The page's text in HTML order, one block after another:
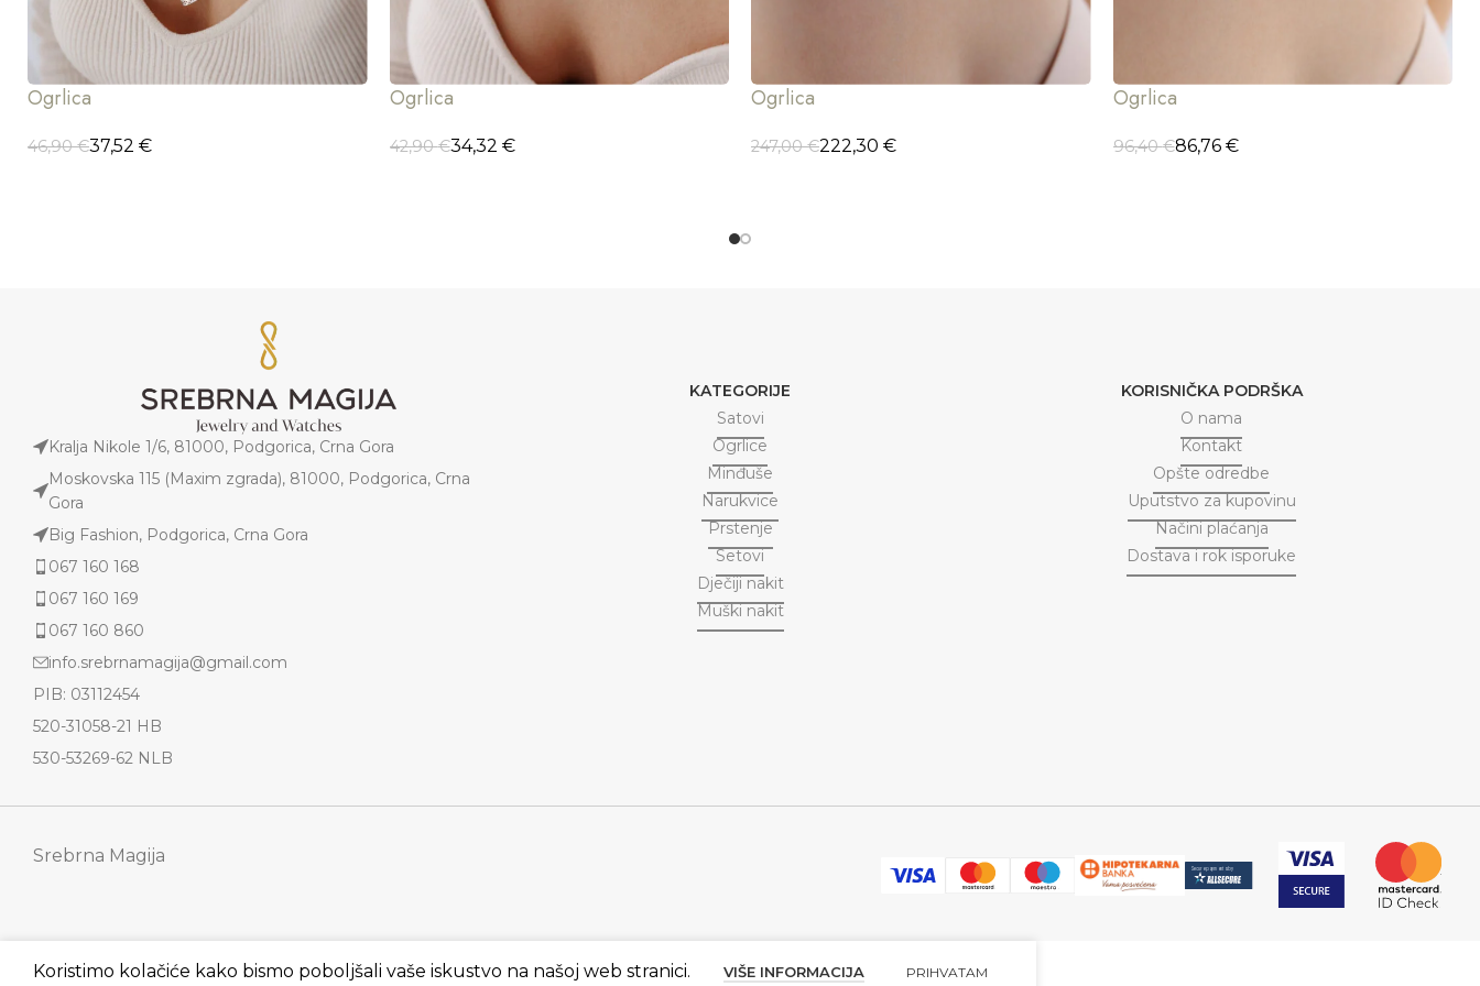
Ogrlica
46,90€37,52 €
Ogrlica
42,90€34,32 €
Ogrlica
247,00€222,30 €
Ogrlica
96,40€86,76 €
Kralja Nikole 1/6, 81000, Podgorica, Crna Gora
Moskovska 115 (Maxim zgrada), 81000, Podgorica, Crna
Gora
Big Fashion, Podgorica, Crna Gora
067 160 168
067 160 169
067 160 860
info.srebrnamagija@gmail.com
PIB: 03112454
520-31058-21 HB
530-53269-62 NLB
KATEGORIJE
Satovi
Ogrlice
Minđuše
Narukvice
Prstenje
Setovi
Dječiji nakit
Muški nakit
KORISNIČKA PODRŠKA
O nama
Kontakt
Opšte odredbe
Uputstvo za kupovinu
Načini plaćanja
Dostava i rok isporuke
Srebrna Magija
Koristimo kolačiće kako bismo poboljšali vaše iskustvo na našoj web stranici. VIŠE INFORMACIJA PRIHVATAM